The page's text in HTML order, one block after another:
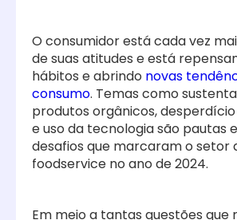
O consumidor está cada vez
de suas atitudes e está
hábitos e abrindo novas
consumo. Temas como
produtos orgânicos,
e uso da tecnologia são pautas
desafios que marcaram o setor
foodservice no ano de 2024.
Em meio a tantas questões que